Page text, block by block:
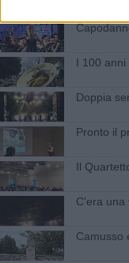
I 100 anni
Doppia
Pronto il
Il
C'era una
Camusso